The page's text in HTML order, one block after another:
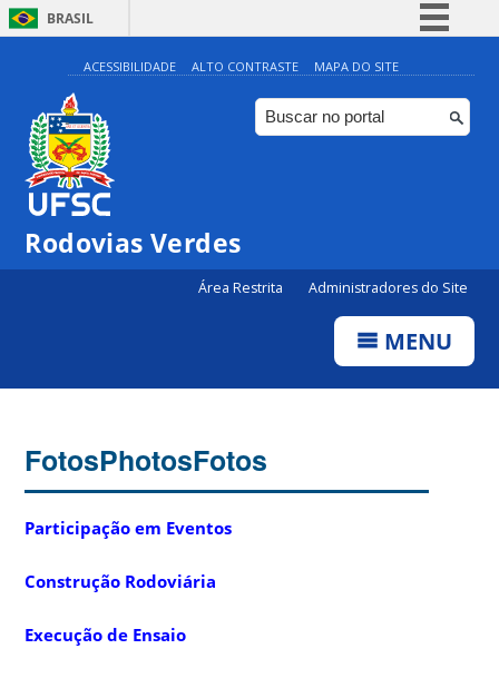
BRASIL
Simplifique!
Comunica BR
Participe
ACESSIBILIDADE ALTO CONTRASTE MAPA DO SITE
Rodovias Verdes
Área Restrita Administradores do Site
MENU
FotosPhotosFotos
Participação em Eventos
Construção Rodoviária
Execução de Ensaio